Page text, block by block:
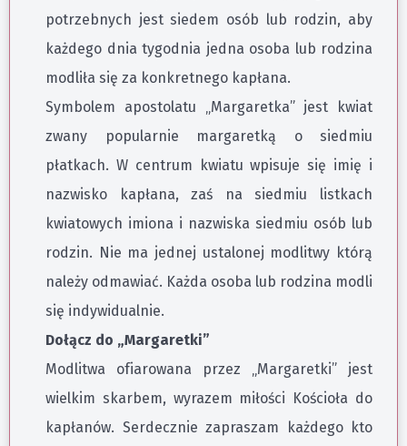
potrzebnych jest siedem osób lub rodzin, aby
każdego dnia tygodnia jedna osoba lub rodzina
modliła się za konkretnego kapłana.
Symbolem apostolatu „Margaretka” jest kwiat
zwany popularnie margaretką o siedmiu
płatkach. W centrum kwiatu wpisuje się imię i
nazwisko kapłana, zaś na siedmiu listkach
kwiatowych imiona i nazwiska siedmiu osób lub
rodzin. Nie ma jednej ustalonej modlitwy którą
należy odmawiać. Każda osoba lub rodzina modli
się indywidualnie.
Dołącz do „Margaretki”
Modlitwa ofiarowana przez „Margaretki” jest
wielkim skarbem, wyrazem miłości Kościoła do
kapłanów. Serdecznie zapraszam każdego kto